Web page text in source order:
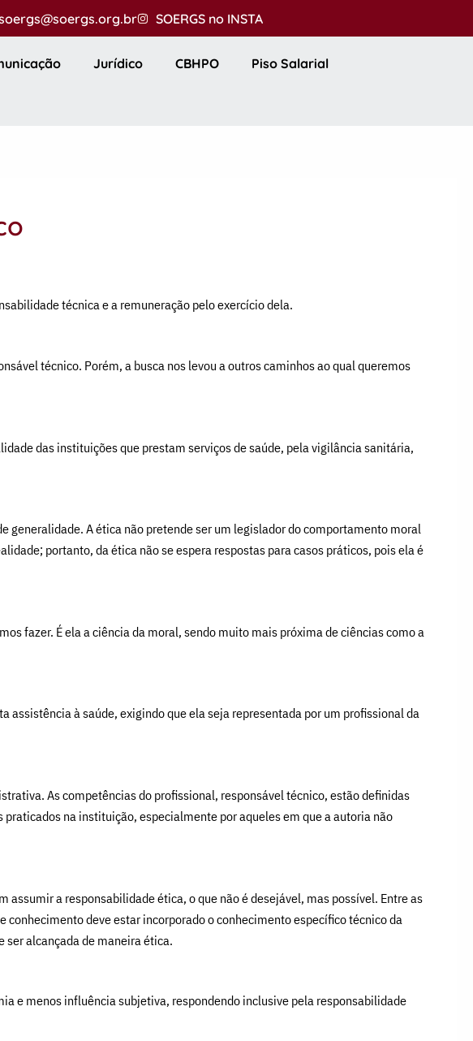
SOERGS no INSTA
Jurídico CBHPO Piso Salarial
técnica e a remuneração pelo exercício dela.
técnico. Porém, a busca nos levou a outros caminhos ao qual queremos
das instituições que prestam serviços de saúde, pela vigilância sanitária,
generalidade. A ética não pretende ser um legislador do comportamento moral
portanto, da ética não se espera respostas para casos práticos, pois ela é
fazer. É ela a ciência da moral, sendo muito mais próxima de ciências como a
à saúde, exigindo que ela seja representada por um profissional da
As competências do profissional, responsável técnico, estão definidas
na instituição, especialmente por aqueles em que a autoria não
a responsabilidade ética, o que não é desejável, mas possível. Entre as
deve estar incorporado o conhecimento específico técnico da
ser alcançada de maneira ética.
e menos influência subjetiva, respondendo inclusive pela responsabilidade